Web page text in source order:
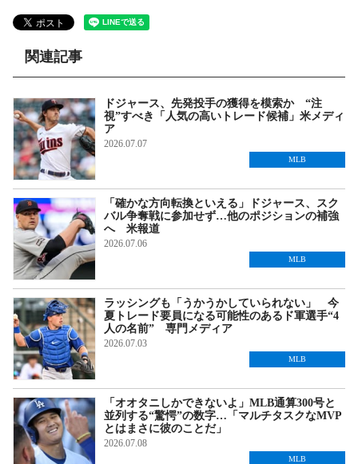
関連記事
ドジャース、先発投手の獲得を模索か “注
視”すべき「人気の高いトレード候補」米メディ
ア
2026.07.07
MLB
「確かな方向転換といえる」ドジャース、スク
バル争奪戦に参加せず…他のポジションの補強
へ 米報道
2026.07.06
MLB
ラッシングも「うかうかしていられない」 今
夏トレード要員になる可能性のあるド軍選手“4
人の名前” 専門メディア
2026.07.03
MLB
「オオタニしかできないよ」MLB通算300号と
並列する“驚愕”の数字…「マルチタスクなMVP
とはまさに彼のことだ」
2026.07.08
MLB